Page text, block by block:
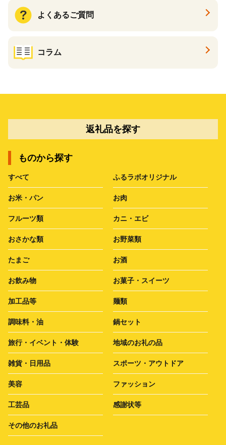
よくあるご質問
コラム
返礼品を探す
ものから探す
すべて ふるラボオリジナル
お米・パン お肉
フルーツ類 カニ・エビ
おさかな類 お野菜類
たまご お酒
お飲み物 お菓子・スイーツ
加工品等 麺類
調味料・油 鍋セット
旅行・イベント・体験 地域のお礼の品
雑貨・日用品 スポーツ・アウトドア
美容 ファッション
工芸品 感謝状等
その他のお礼品